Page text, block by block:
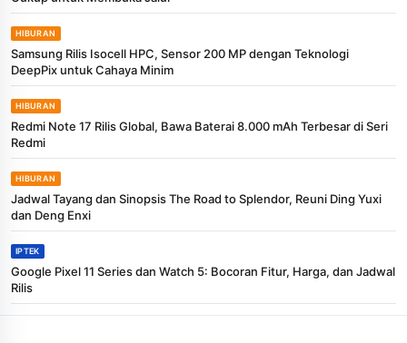
HIBURAN
Samsung Rilis Isocell HPC, Sensor 200 MP dengan Teknologi
DeepPix untuk Cahaya Minim
HIBURAN
Redmi Note 17 Rilis Global, Bawa Baterai 8.000 mAh Terbesar di Seri
Redmi
HIBURAN
Jadwal Tayang dan Sinopsis The Road to Splendor, Reuni Ding Yuxi
dan Deng Enxi
IPTEK
Google Pixel 11 Series dan Watch 5: Bocoran Fitur, Harga, dan Jadwal
Rilis